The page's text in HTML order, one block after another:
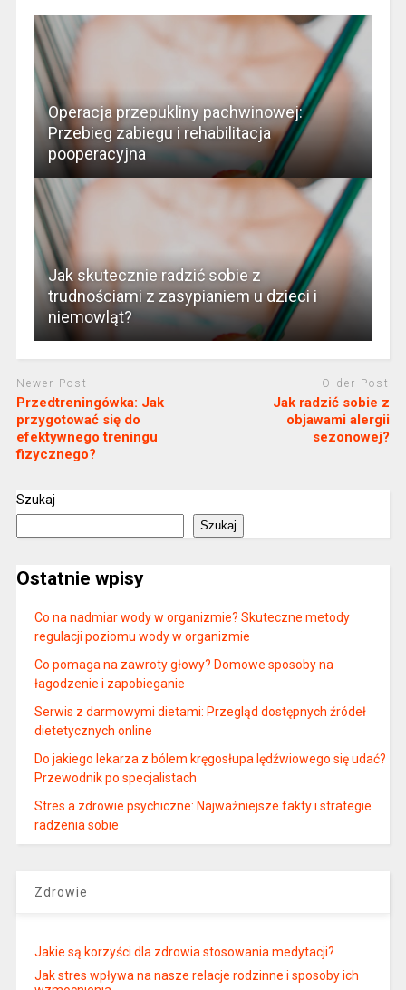
Operacja przepukliny pachwinowej:
Przebieg zabiegu i rehabilitacja
pooperacyjna
Jak skutecznie radzić sobie z
trudnościami z zasypianiem u dzieci i
niemowląt?
Newer Post
Przedtreningówka: Jak
przygotować się do
efektywnego treningu
fizycznego?
Older Post
Jak radzić sobie z
objawami alergii
sezonowej?
Szukaj
Szukaj
Ostatnie wpisy
Co na nadmiar wody w organizmie? Skuteczne metody
regulacji poziomu wody w organizmie
Co pomaga na zawroty głowy? Domowe sposoby na
łagodzenie i zapobieganie
Serwis z darmowymi dietami: Przegląd dostępnych źródeł
dietetycznych online
Do jakiego lekarza z bólem kręgosłupa lędźwiowego się udać?
Przewodnik po specjalistach
Stres a zdrowie psychiczne: Najważniejsze fakty i strategie
radzenia sobie
Zdrowie
Jakie są korzyści dla zdrowia stosowania medytacji?
Jak stres wpływa na nasze relacje rodzinne i sposoby ich